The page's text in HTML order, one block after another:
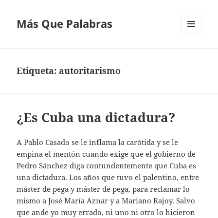
Más Que Palabras
Etiqueta: autoritarismo
¿Es Cuba una dictadura?
A Pablo Casado se le inflama la carótida y se le
empina el mentón cuando exige que el gobierno de
Pedro Sánchez diga contundentemente que Cuba es
una dictadura. Los años que tuvo el palentino, entre
máster de pega y máster de pega, para reclamar lo
mismo a José María Aznar y a Mariano Rajoy. Salvo
que ande yo muy errado, ni uno ni otro lo hicieron